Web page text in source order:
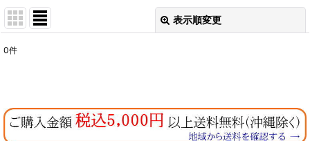
表示順変更
並び順
0件